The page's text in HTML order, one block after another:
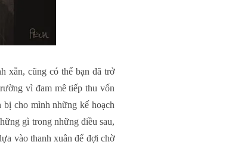
xắn, cũng có thể bạn đã trở
vì đam mê tiếp thu vốn
cho mình những kế hoạch
gì trong những điều sau,
vào thanh xuân để đợi chờ